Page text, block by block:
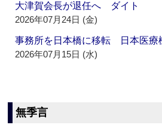
大津賀会長が退任へ ダイト
2026年07月24日 (金)
事務所を日本橋に移転 日本医療
2026年07月15日 (水)
無季言